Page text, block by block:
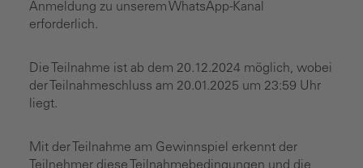
Anmeldung zu unserem WhatsApp-Kanal
erforderlich.
Die Teilnahme ist ab dem 20.12.2024 möglich, wobei
der Teilnahmeschluss am 20.01.2025 um 23:59 Uhr
liegt.
Mit der Teilnahme am Gewinnspiel erkennt der